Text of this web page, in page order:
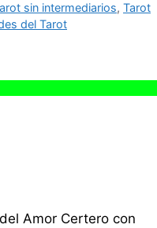
sin intermediarios, Tarot
del Tarot
Amor Certero con